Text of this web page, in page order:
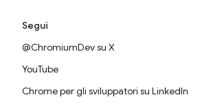
Segui
@ChromiumDev su X
YouTube
Chrome per gli sviluppatori su LinkedIn